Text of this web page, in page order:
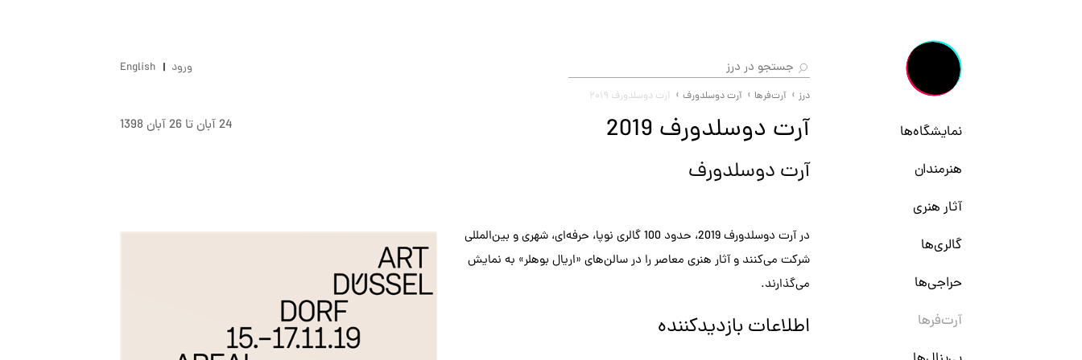
ورود English
نمایشگاه‌ها
هنرمندان
آثار هنری
گالری‌ها
حراجی‌ها
آرت‌فرها
درز آرت‌فرها آرت دوسلدورف آرت دوسلدورف ۲۰۱۹
آرت دوسلدورف 2019
آرت دوسلدورف
24 آبان تا 26 آبان 1398
در آرت دوسلدورف 2019، حدود 100 گالری نوپا، حرفه‌ای، شهری و بین‌المللی
شرکت می‌کنند و آثار هنری معاصر را در سالن‌های «اریال بوهلر» به نمایش
می‌گذارند.
اطلاعات بازدیدکننده